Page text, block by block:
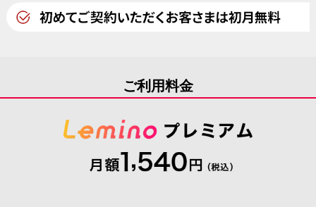
ご利用料金